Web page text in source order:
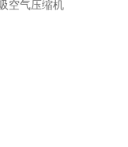
空气压缩机